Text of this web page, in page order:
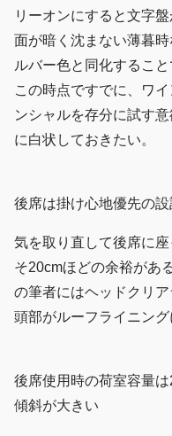
リーオンにすると文字
面が暗く沈まない薄暮
ルバー色と同化するこ
この時点ですでに、ワ
ンシャルを存分に試す
に白状しておきたい。
後席は掛け心地優先の
気を取り直して後席に
そ20cmほどの余裕があ
の筆者にはヘッドクリ
頭部がルーフライニング
後席使用時の荷室容量
傾斜が大きい